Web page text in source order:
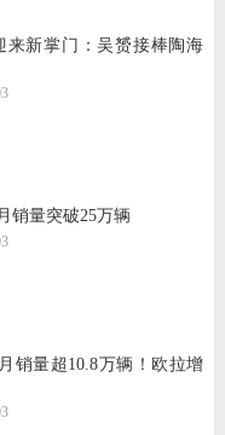
来新掌门：吴赟接棒陶海
销量突破25万辆
销量超10.8万辆！欧拉增